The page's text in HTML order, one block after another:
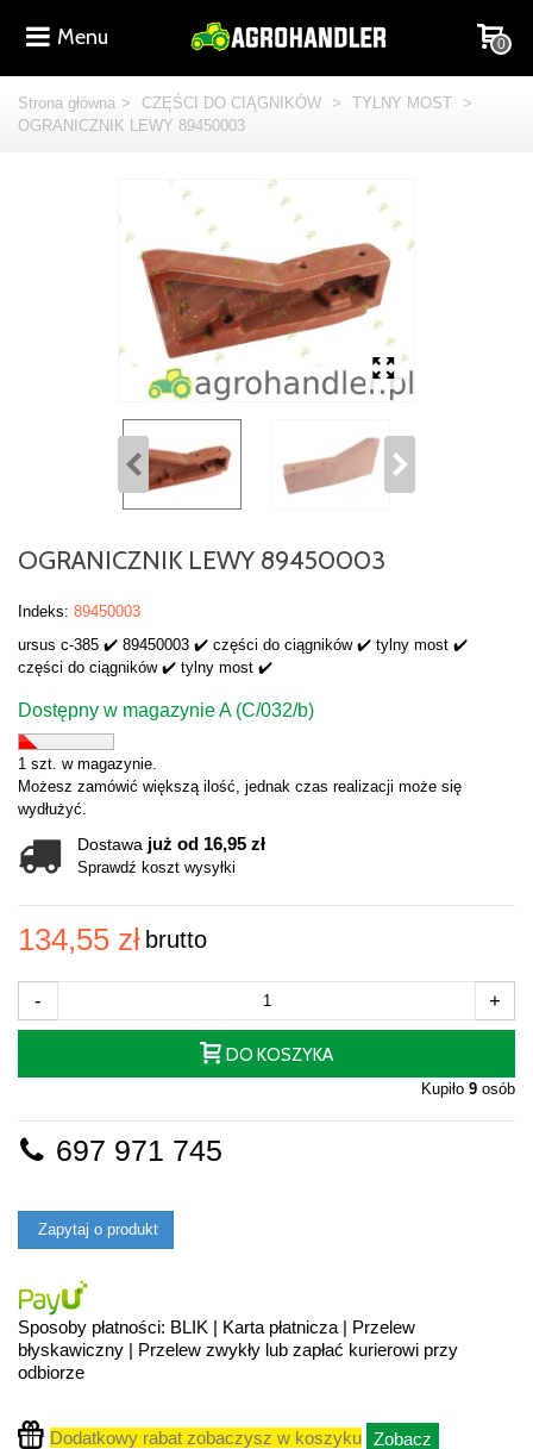
Menu 0
Strona główna > CZĘŚCI DO CIĄGNIKÓW > TYLNY MOST
>
OGRANICZNIK LEWY 89450003
OGRANICZNIK LEWY 89450003
Indeks: 89450003
ursus c-385 ✔️ 89450003 ✔️ części do ciągników ✔️ tylny most ✔️
części do ciągników ✔️ tylny most ✔️
Dostępny w magazynie A (C/032/b)
1 szt. w magazynie.
Możesz zamówić większą ilość, jednak czas realizacji może się
wydłużyć.
Dostawa już od 16,95 zł
Sprawdź koszt wysyłki
134,55 zł brutto
- +
DO KOSZYKA
Kupiło 9 osób
697 971 745
Zapytaj o produkt
Sposoby płatności: BLIK | Karta płatnicza | Przelew
błyskawiczny | Przelew zwykły lub zapłać kurierowi przy
odbiorze
Dodatkowy rabat zobaczysz w koszyku Zobacz